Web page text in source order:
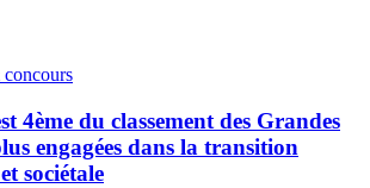
4ème du classement des Grandes
engagées dans la transition
sociétale